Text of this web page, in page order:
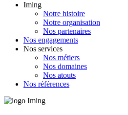
Iming
Notre histoire
Notre organisation
Nos partenaires
Nos engagements
Nos services
Nos métiers
Nos domaines
Nos atouts
Nos références